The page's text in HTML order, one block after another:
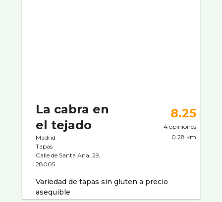
La cabra en
el tejado
Madrid
Tapas
Calle de Santa Ana, 29,
28005
8.25
4 opiniones
0.28 km
Variedad de tapas sin gluten a precio
asequible